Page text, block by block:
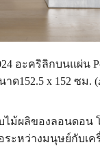
อะคริลิกบนแผ่น
ด152.5 x 152 ซม.
ไม้ผลิของลอนด
ะหว่างมนุษย์กับเ